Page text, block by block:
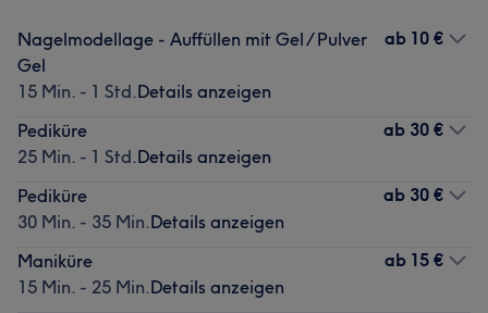
Nagelmodellage - Auffüllen mit Gel / Pulver
Gel
15 Min. - 1 Std.Details anzeigen
ab 10 €
Pediküre
25 Min. - 1 Std.Details anzeigen
ab 30 €
Pediküre
30 Min. - 35 Min.Details anzeigen
ab 30 €
Maniküre
15 Min. - 25 Min.Details anzeigen
ab 15 €